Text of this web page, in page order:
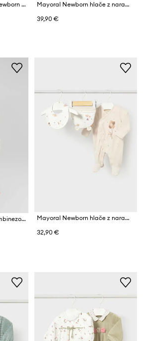
Otroški pajac Mayoral Newborn 2-pack
Mayoral Newborn hlače z naramnicami (z nogicami) za dojenčke bombažne paket 2 kosov
39,90 €
Reima otroški volneni kombinezon Parvin
Mayoral Newborn hlače z naramnicami za dojenčke iz bombaža z elastanom
32,90 €